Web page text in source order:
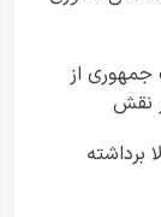
جمهوری از
نقش
عمومی
برداشته